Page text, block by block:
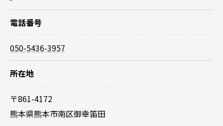
電話番号
050-5436-3957
所在地
〒861-4172
熊本県熊本市南区御幸笛田